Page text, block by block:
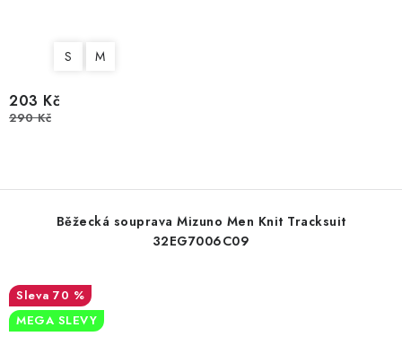
S M
203 Kč
290 Kč
Běžecká souprava Mizuno Men Knit Tracksuit
32EG7006C09
70 %
MEGA SLEVY